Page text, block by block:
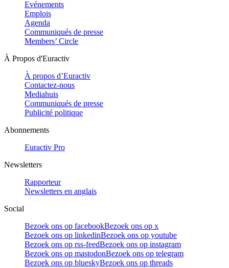
Evénements
Emplois
Agenda
Communiqués de presse
Members’ Circle
À Propos d'Euractiv
À propos d’Euractiv
Contactez-nous
Mediahuis
Communiqués de presse
Publicité politique
Abonnements
Euractiv Pro
Newsletters
Rapporteur
Newsletters en anglais
Social
Bezoek ons op facebookBezoek ons op x
Bezoek ons op linkedinBezoek ons op youtube
Bezoek ons op rss-feedBezoek ons op instagram
Bezoek ons op mastodonBezoek ons op telegram
Bezoek ons op blueskyBezoek ons op threads